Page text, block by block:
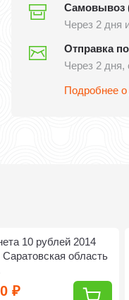
Самовывоз
Через 2 дня
Отправка
Через 2 дня,
Подробнее о
10 рублей 2014
Саратовская область
₽